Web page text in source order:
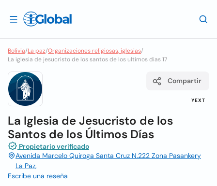
Bolivia/La paz/Organizaciones religiosas, iglesias/
La iglesia de jesucristo de los santos de los ultimos dias 17
YEXT
Compartir
La Iglesia de Jesucristo de los
Santos de los Últimos Días
Propietario verificado
Avenida Marcelo Quiroga Santa Cruz N.222 Zona Pasankery
La Paz,
Escribe una reseña